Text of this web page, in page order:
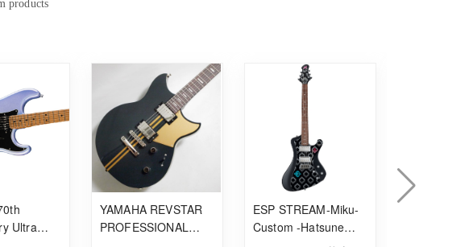
products
Ultra
YAMAHA REVSTAR
PROFESSIONAL
ESP STREAM-Miku-
Custom -Hatsune